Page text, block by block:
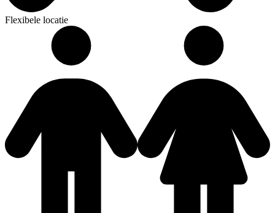
Flexibele locatie